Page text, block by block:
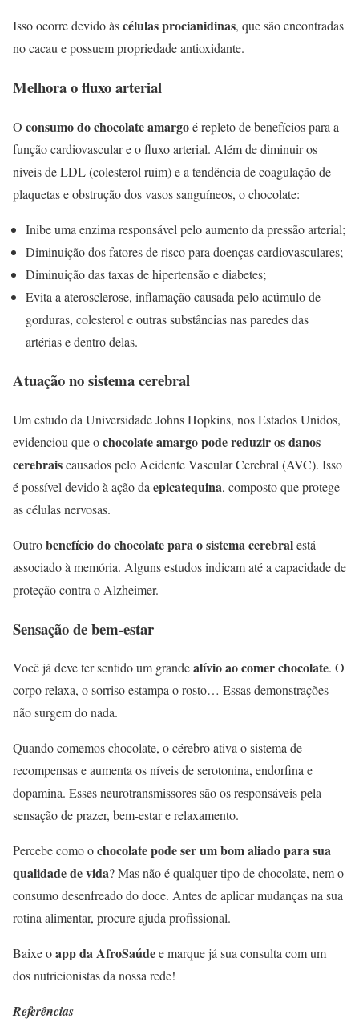
Isso ocorre devido àscélulas procianidinas, que são encontradas
no cacau e possuem propriedade antioxidante.
Melhora o fluxo arterial
O consumo do chocolate amargoé repleto de benefícios para a
função cardiovascular e o fluxo arterial. Além de diminuir os
níveis de LDL (colesterol ruim) e a tendência de coagulação de
plaquetas e obstrução dos vasos sanguíneos, o chocolate:
Inibe uma enzima responsável pelo aumento da pressão arterial;
Diminuição dos fatores de risco para doenças cardiovasculares;
Diminuição das taxas de hipertensão e diabetes;
Evita a aterosclerose, inflamação causada pelo acúmulo de
gorduras, colesterol e outras substâncias nas paredes das
artérias e dentro delas.
Atuação no sistema cerebral
Um estudo da Universidade Johns Hopkins, nos Estados Unidos,
evidenciou que ochocolate amargo pode reduzir os danos
cerebraiscausados pelo Acidente Vascular Cerebral (AVC). Isso
é possível devido à ação da epicatequina, composto que protege
as células nervosas.
Outrobenefício do chocolate para o sistema cerebralestá
associado à memória. Alguns estudos indicam até a capacidade de
proteção contra o Alzheimer.
Sensação de bem-estar
Você já deve ter sentido um grandealívio ao comer chocolate. O
corpo relaxa, o sorriso estampa o rosto… Essas demonstrações
não surgem do nada.
Quando comemos chocolate, o cérebro ativa o sistema de
recompensas e aumenta os níveis de serotonina, endorfina e
dopamina. Esses neurotransmissores são os responsáveis pela
sensação de prazer, bem-estar e relaxamento.
Percebe como ochocolate pode ser um bom aliado para sua
qualidade de vida? Mas não é qualquer tipo de chocolate, nem o
consumo desenfreado do doce. Antes de aplicar mudanças na sua
rotina alimentar, procure ajuda profissional.
Baixe oapp da AfroSaúdee marque já sua consulta com um
dos nutricionistas da nossa rede!
Referências